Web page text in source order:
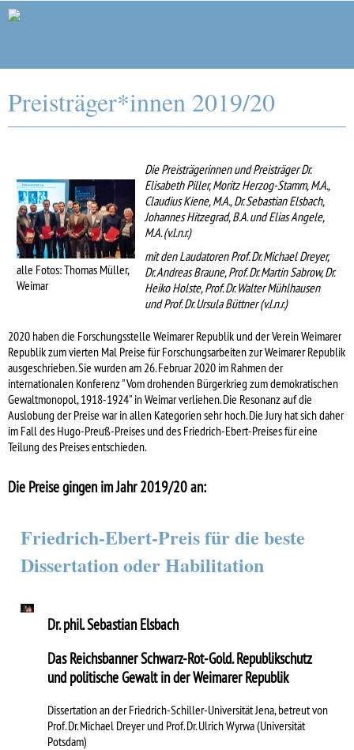
Preisträger*innen 2019/20
alle Fotos: Thomas Müller,
Weimar
Die Preisträgerinnen und Preisträger Dr.
Elisabeth Piller, Moritz Herzog-Stamm, M.A.,
Claudius Kiene, M.A., Dr. Sebastian Elsbach,
Johannes Hitzegrad, B.A. und Elias Angele,
M.A. (v.l.n.r.)
mit den Laudatoren Prof. Dr. Michael Dreyer,
Dr. Andreas Braune, Prof. Dr. Martin Sabrow, Dr.
Heiko Holste, Prof. Dr. Walter Mühlhausen
und Prof. Dr. Ursula Büttner (v.l.n.r.)
2020 haben die Forschungsstelle Weimarer Republik und der Verein Weimarer
Republik zum vierten Mal Preise für Forschungsarbeiten zur Weimarer Republik
ausgeschrieben. Sie wurden am 26. Februar 2020 im Rahmen der
internationalen Konferenz "Vom drohenden Bürgerkrieg zum demokratischen
Gewaltmonopol, 1918-1924" in Weimar verliehen. Die Resonanz auf die
Auslobung der Preise war in allen Kategorien sehr hoch. Die Jury hat sich daher
im Fall des Hugo-Preuß-Preises und des Friedrich-Ebert-Preises für eine
Teilung des Preises entschieden.
Die Preise gingen im Jahr 2019/20 an:
Friedrich-Ebert-Preis für die beste
Dissertation oder Habilitation
Dr. phil. Sebastian Elsbach
Das Reichsbanner Schwarz-Rot-Gold. Republikschutz
und politische Gewalt in der Weimarer Republik
Dissertation an der Friedrich-Schiller-Universität Jena, betreut von
Prof. Dr. Michael Dreyer und Prof. Dr. Ulrich Wyrwa (Universität
Potsdam)